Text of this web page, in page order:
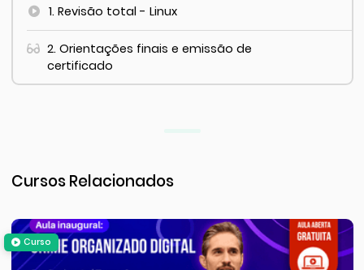
1. Revisão total - Linux
2. Orientações finais e emissão de
certificado
Cursos Relacionados
Curso